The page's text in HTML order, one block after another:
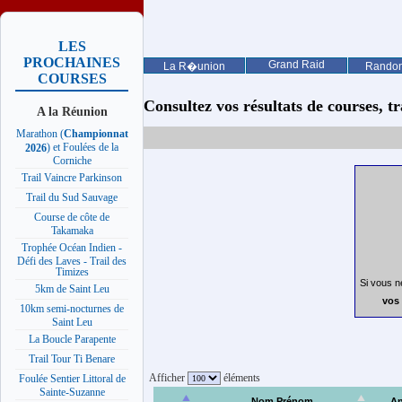
La R�union Grand Raid
LES
PROCHAINES
COURSES
A la Réunion
Marathon (Championnat
2026) et Foulées de la
Corniche
Trail Vaincre Parkinson
Trail du Sud Sauvage
Course de côte de
Takamaka
Trophée Océan Indien -
Défi des Laves - Trail des
Timizes
5km de Saint Leu
10km semi-nocturnes de
Saint Leu
La Boucle Parapente
Trail Tour Ti Benare
Foulée Sentier Littoral de
Sainte-Suzanne
Consultez vos résultats de courses,
Si vous
vos
Afficher éléments